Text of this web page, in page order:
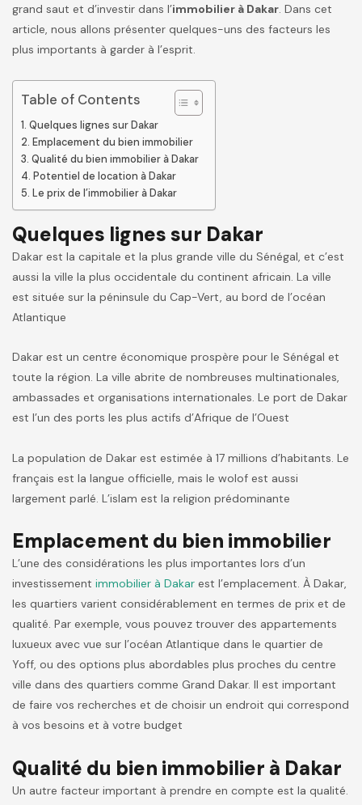
grand saut et d’investir dans l’immobilier à Dakar. Dans cet
article, nous allons présenter quelques-uns des facteurs les
plus importants à garder à l’esprit.
Table of Contents
Quelques lignes sur Dakar
Emplacement du bien immobilier
Qualité du bien immobilier à Dakar
Potentiel de location à Dakar
Le prix de l’immobilier à Dakar
Quelques lignes sur Dakar
Dakar est la capitale et la plus grande ville du Sénégal, et c’est
aussi la ville la plus occidentale du continent africain. La ville
est située sur la péninsule du Cap-Vert, au bord de l’océan
Atlantique
Dakar est un centre économique prospère pour le Sénégal et
toute la région. La ville abrite de nombreuses multinationales,
ambassades et organisations internationales. Le port de Dakar
est l’un des ports les plus actifs d’Afrique de l’Ouest
La population de Dakar est estimée à 17 millions d’habitants. Le
français est la langue officielle, mais le wolof est aussi
largement parlé. L’islam est la religion prédominante
Emplacement du bien immobilier
L’une des considérations les plus importantes lors d’un
investissement immobilier à Dakar est l’emplacement. À Dakar,
les quartiers varient considérablement en termes de prix et de
qualité. Par exemple, vous pouvez trouver des appartements
luxueux avec vue sur l’océan Atlantique dans le quartier de
Yoff, ou des options plus abordables plus proches du centre
ville dans des quartiers comme Grand Dakar. Il est important
de faire vos recherches et de choisir un endroit qui correspond
à vos besoins et à votre budget
Qualité du bien immobilier à Dakar
Un autre facteur important à prendre en compte est la qualité.